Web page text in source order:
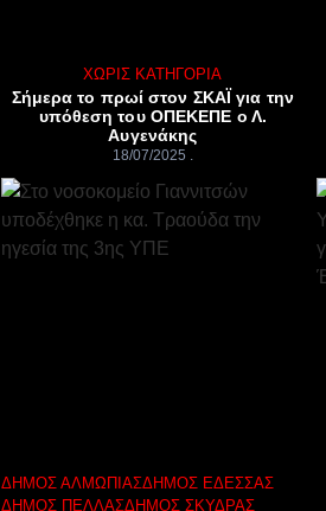
ΧΩΡΊΣ ΚΑΤΗΓΟΡΊΑ
Σήμερα το πρωί στον ΣΚΑΪ για την
υπόθεση του ΟΠΕΚΕΠΕ ο Λ.
Αυγενάκης
18/07/2025
ΔΉΜΟΣ ΑΛΜΩΠΊΑΣΔΉΜΟΣ ΈΔΕΣΣΑΣ
ΔΉΜΟΣ ΠΈΛΛΑΣΔΉΜΟΣ ΣΚΎΔΡΑΣ